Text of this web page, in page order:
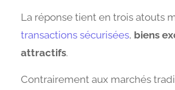
La réponse tient en trois atouts
transactions sécurisées, biens
attractifs.
Contrairement aux marchés